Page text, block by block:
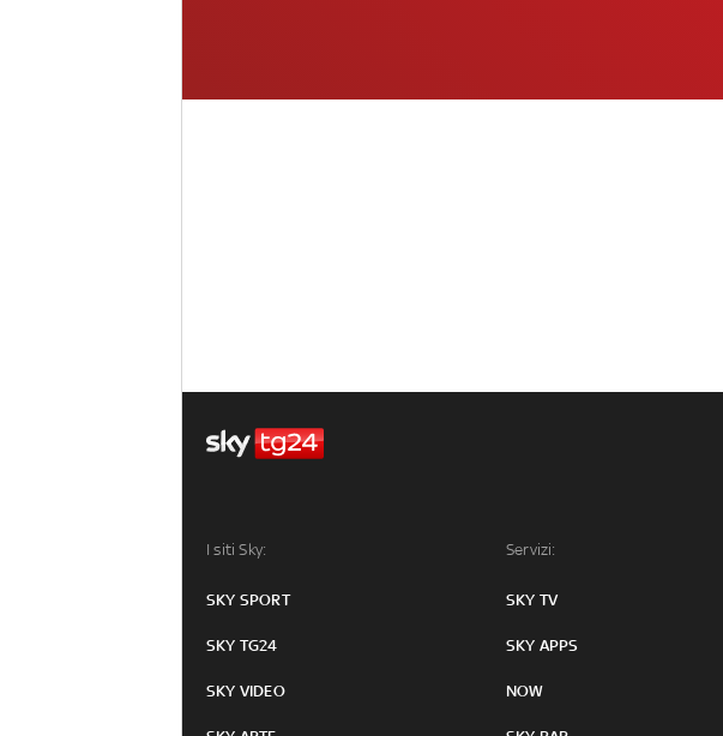
I siti Sky:
SKY SPORT
SKY TG24
SKY VIDEO
Servizi:
SKY TV
SKY APPS
NOW